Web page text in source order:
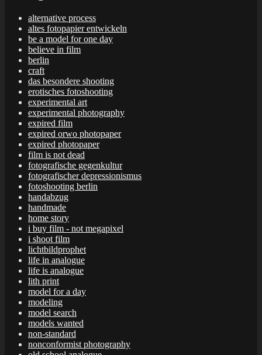
alternative process
altes fotopapier entwickeln
be a model for one day
believe in film
berlin
craft
das besondere shooting
erotisches fotoshooting
experimental art
experimental photography
expired film
expired orwo photopaper
expired photopaper
film is not dead
fotografische gegenkultur
fotografischer depressionismus
fotoshooting berlin
handabzug
handmade
home story
i buy film - not megapixel
i shoot film
lichtbildprophet
life in analogue
life is analogue
lith print
model for a day
modeling
model search
models wanted
non-standard
nonconformist photography